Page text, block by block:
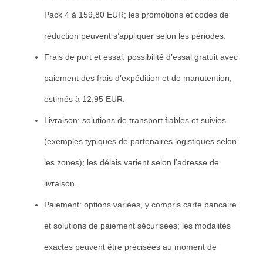
Pack 4 à 159,80 EUR; les promotions et codes de
réduction peuvent s’appliquer selon les périodes.
Frais de port et essai: possibilité d’essai gratuit avec
paiement des frais d’expédition et de manutention,
estimés à 12,95 EUR.
Livraison: solutions de transport fiables et suivies
(exemples typiques de partenaires logistiques selon
les zones); les délais varient selon l’adresse de
livraison.
Paiement: options variées, y compris carte bancaire
et solutions de paiement sécurisées; les modalités
exactes peuvent être précisées au moment de